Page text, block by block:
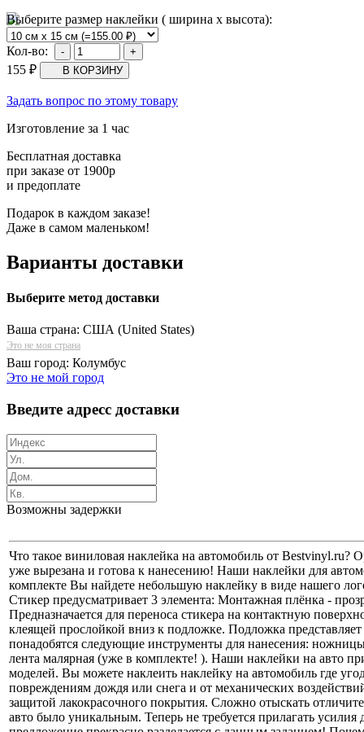
Выберите размер наклейки ( ширина х высота):
Кол-во:
155 ₽
Задать вопрос по этому товару
Изготовление за 1 час
Бесплатная доставка
при заказе от 1900р
и предоплате
Подарок в каждом заказе!
Даже в самом маленьком!
Варианты доставки
Выберите метод доставки
Ваша страна: США (United States)
Это не моя страна
Ваш город: Колумбус
Это не мой город
Введите адресс доставки
Возможны задержки
Что такое виниловая наклейка на автомобиль от Bestvinyl.ru?
уже вырезана и готова к нанесению! Наши наклейки для
комплекте Вы найдете небольшую наклейку в виде нашего
Стикер предусматривает 3 элемента: Монтажная плёнка -
Предназначается для переноса стикера на контактную
клеящей прослойкой вниз к подложке. Подложка
понадобятся следующие инструменты для нанесения:
лента малярная (уже в комплекте! ). Наши наклейки на авто
моделей. Вы можете наклеить наклейку на автомобиль где
повреждениям дождя или снега и от механических
защитой лакокрасочного покрытия. Сложно отыскать
авто было уникальным. Теперь не требуется прилагать